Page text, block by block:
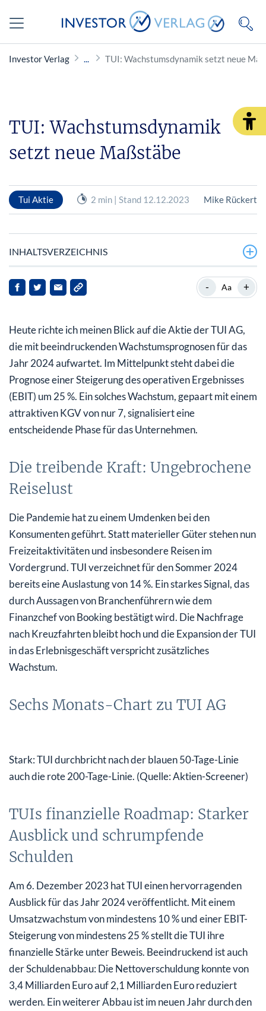
Investor Verlag TUI: Wachstumsdynamik setzt neue
TUI: Wachstumsdynamik
setzt neue Maßstäbe
Tui Aktie 2 min | Stand 12.12.2023 Mike Rückert
INHALTSVERZEICHNIS
Die treibende Kraft: Ungebrochene Reiselust
TUIs finanzielle Roadmap: Starker Ausblick und
schrumpfende Schulden
Zusammenfassung und Ausblick: TUI auf Erfolgskurs
- Aa +
Heute richte ich meinen Blick auf die Aktie der TUI AG,
die mit beeindruckenden Wachstumsprognosen für das
Jahr 2024 aufwartet. Im Mittelpunkt steht dabei die
Prognose einer Steigerung des operativen Ergebnisses
(EBIT) um 25 %. Ein solches Wachstum, gepaart mit einem
attraktiven KGV von nur 7, signalisiert eine
entscheidende Phase für das Unternehmen.
Die treibende Kraft: Ungebrochene
Reiselust
Die Pandemie hat zu einem Umdenken bei den
Konsumenten geführt. Statt materieller Güter stehen nun
Freizeitaktivitäten und insbesondere Reisen im
Vordergrund. TUI verzeichnet für den Sommer 2024
bereits eine Auslastung von 14 %. Ein starkes Signal, das
durch Aussagen von Branchenführern wie dem
Finanzchef von Booking bestätigt wird. Die Nachfrage
nach Kreuzfahrten bleibt hoch und die Expansion der TUI
in das Erlebnisgeschäft verspricht zusätzliches
Wachstum.
Sechs Monats-Chart zu TUI AG
Stark: TUI durchbricht nach der blauen 50-Tage-Linie
auch die rote 200-Tage-Linie. (Quelle: Aktien-Screener)
TUIs finanzielle Roadmap: Starker
Ausblick und schrumpfende
Schulden
Am 6. Dezember 2023 hat TUI einen hervorragenden
Ausblick für das Jahr 2024 veröffentlicht. Mit einem
Umsatzwachstum von mindestens 10 % und einer EBIT-
Steigerung von mindestens 25 % stellt die TUI ihre
finanzielle Stärke unter Beweis. Beeindruckend ist auch
der Schuldenabbau: Die Nettoverschuldung konnte von
3,4 Milliarden Euro auf 2,1 Milliarden Euro reduziert
werden. Ein weiterer Abbau ist im neuen Jahr durch den